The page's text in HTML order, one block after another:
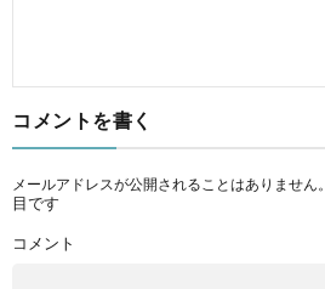
コメントを書く
メールアドレスが公開されることはありません。
目です
コメント